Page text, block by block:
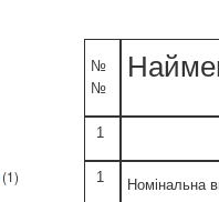
(1)
№
№
1
1 Номінальна